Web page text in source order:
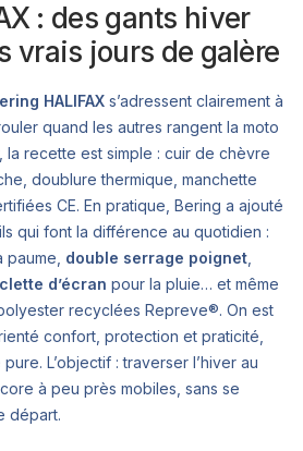
: des gants hiver
vrais jours de galère
HALIFAX s’adressent clairement à
quand les autres rangent la moto
la recette est simple : cuir de chèvre
doublure thermique, manchette
CE. En pratique, Bering a ajouté
qui font la différence au quotidien :
paume, double serrage poignet
d’écran pour la pluie… et même
recyclées Repreve®. On est
confort, protection et praticité,
L’objectif : traverser l’hiver au
à peu près mobiles, sans se
départ.